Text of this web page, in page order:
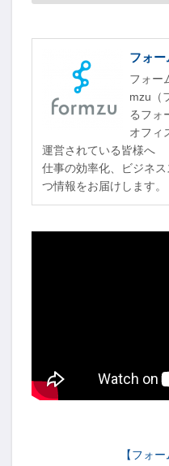
フォ
フォー
mzu（
るフォ
オフィ
運営されている皆様へ
仕事の効率化、ビジネ
つ情報をお届けします。
【フォ